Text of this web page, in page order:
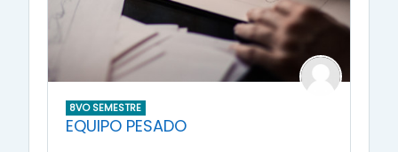
8VO SEMESTRE
EQUIPO PESADO